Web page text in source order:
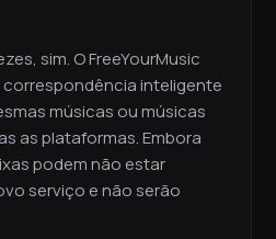
sim. O FreeYourMusic
inteligente
músicas ou músicas
as plataformas. Embora
podem não estar
serviço e não serão